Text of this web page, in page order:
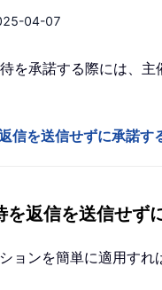
04-07
を承諾する際には、
信を送信せずに承諾す
返信を送信せず
ョンを簡単に適用す